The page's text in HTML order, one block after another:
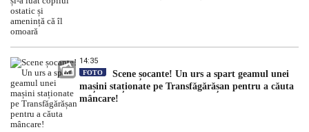
14:35
FOTO
Scene șocante! Un urs a spart geamul unei
mașini staționate pe Transfăgărășan pentru a căuta
mâncare!